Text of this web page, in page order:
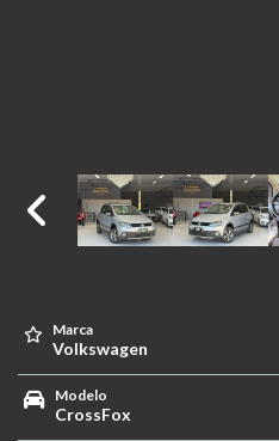
Marca
Volkswagen
Modelo
CrossFox